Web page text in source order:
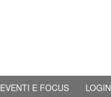
EVENTI E FOCUS LOGIN